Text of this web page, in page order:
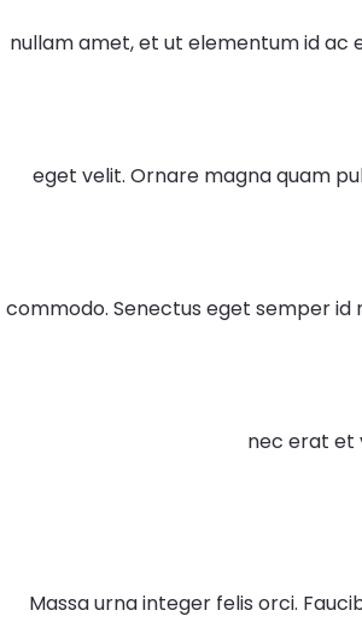
nullam amet, et ut elementum id ac
eget velit. Ornare magna quam
commodo. Senectus eget semper id
nec erat et
Massa urna integer felis orci.